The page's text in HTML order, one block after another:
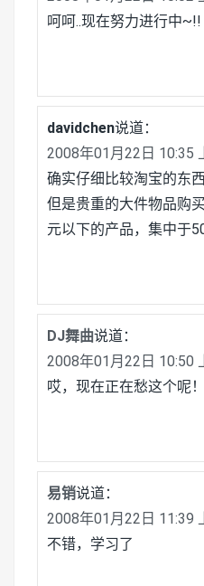
呵呵..现在努力进行中~!!
davidchen说道：
2008年01月22日 10:35
确实仔细比较淘宝的东
但是贵重的大件物品购
元以下的产品，集中于
DJ舞曲说道：
2008年01月22日 10:50
哎，现在正在愁这个呢
易销说道：
2008年01月22日 11:39
不错，学习了